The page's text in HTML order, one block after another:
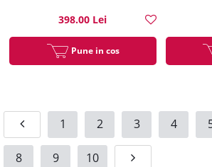
398.00 Lei
Pune in cos
1 2 3 4
8 9 10